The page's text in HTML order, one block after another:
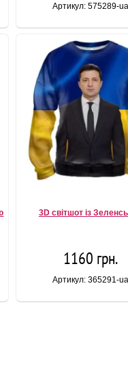
Артикул: 575289-ua
3D світшот із
1160 грн.
Артикул: 365291-ua